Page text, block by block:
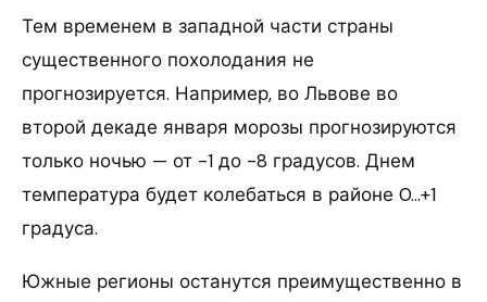
Тем временем в западной части страны
существенного похолодания не
прогнозируется. Например, во Львове во
второй декаде января морозы прогнозируются
только ночью — от -1 до -8 градусов. Днем
температура будет колебаться в районе 0…+1
градуса.
Южные регионы останутся преимущественно в